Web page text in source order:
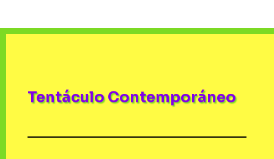
Tentáculo Contemporáneo